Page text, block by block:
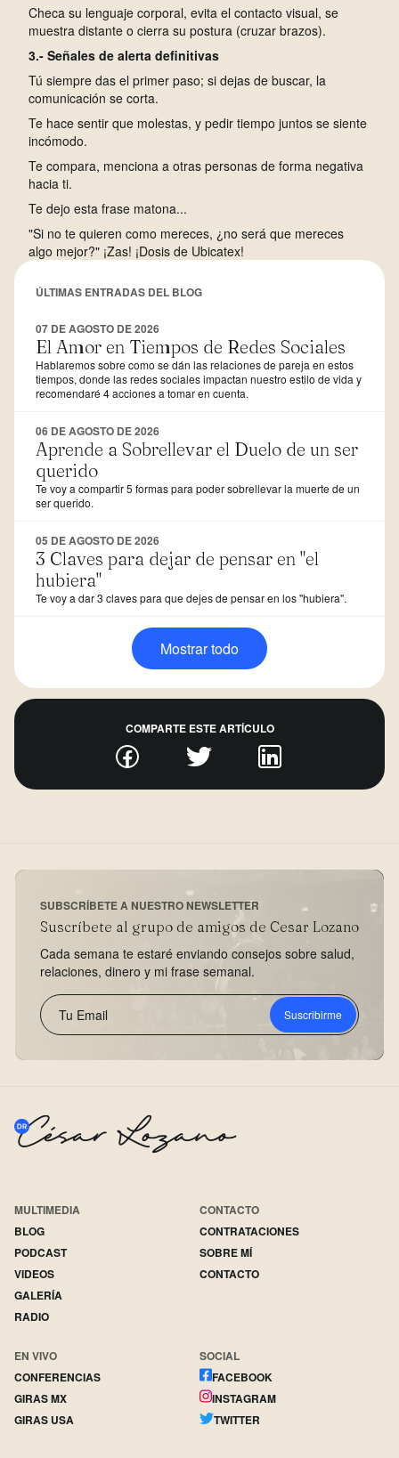
Checa su lenguaje corporal, evita el contacto visual, se
muestra distante o cierra su postura (cruzar brazos).
3.- Señales de alerta definitivas
Tú siempre das el primer paso; si dejas de buscar, la
comunicación se corta.
Te hace sentir que molestas, y pedir tiempo juntos se siente
incómodo.
Te compara, menciona a otras personas de forma negativa
hacia ti.
Te dejo esta frase matona...
"Si no te quieren como mereces, ¿no será que mereces
algo mejor?" ¡Zas! ¡Dosis de Ubicatex!
ÚLTIMAS ENTRADAS DEL BLOG
07 DE AGOSTO DE 2026
El Amor en Tiempos de Redes Sociales
Hablaremos sobre como se dán las relaciones de pareja en estos
tiempos, donde las redes sociales impactan nuestro estilo de vida y
recomendaré 4 acciones a tomar en cuenta.
06 DE AGOSTO DE 2026
Aprende a Sobrellevar el Duelo de un ser
querido
Te voy a compartir 5 formas para poder sobrellevar la muerte de un
ser querido.
05 DE AGOSTO DE 2026
3 Claves para dejar de pensar en "el
hubiera"
Te voy a dar 3 claves para que dejes de pensar en los "hubiera".
Mostrar todo
COMPARTE ESTE ARTÍCULO
SUBSCRÍBETE A NUESTRO NEWSLETTER
Suscríbete al grupo de amigos de Cesar Lozano
Cada semana te estaré enviando consejos sobre salud,
relaciones, dinero y mi frase semanal.
Suscribirme
MULTIMEDIA
BLOG
PODCAST
VIDEOS
GALERÍA
RADIO
CONTACTO
CONTRATACIONES
SOBRE MÍ
CONTACTO
EN VIVO
CONFERENCIAS
GIRAS MX
GIRAS USA
SOCIAL
FACEBOOK
INSTAGRAM
TWITTER